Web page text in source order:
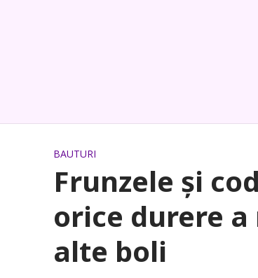
BAUTURI
Frunzele și
orice durere
alte boli